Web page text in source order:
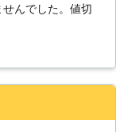
です。「ガラスが
ヒビが入ってしま
は、まずは当店に
んでした。値切